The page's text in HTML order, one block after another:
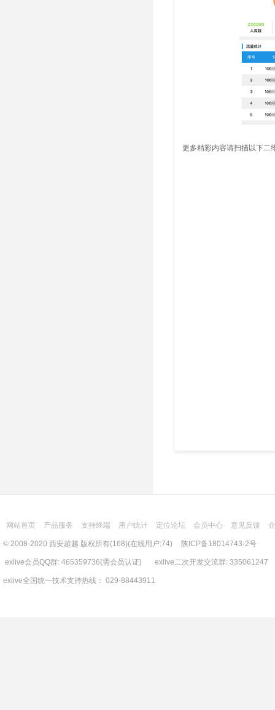
网站首页 产品服务 支持终端 用户统计 定位论坛 会员中心 意见反馈
© 2008-2020 西安超越 版权所有(168)(在线用户:74) 陕ICP备18014743-2号
exlive会员QQ群: 465359736(需会员认证) exlive二次开发交流群: 335061247
exlive全国统一技术支持热线： 029-88443911